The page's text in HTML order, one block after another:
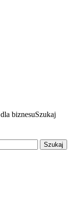
biznesu
Szukaj
Szukaj